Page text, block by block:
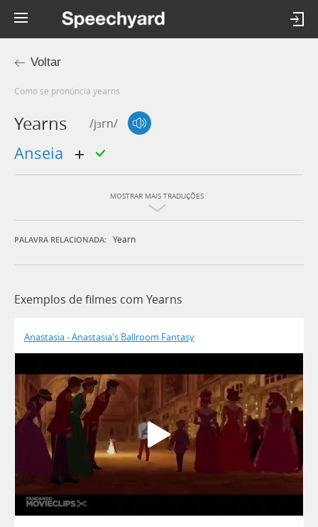
Voltar
Como se pronúncia yearns
Yearns /jɜrn/
Anseia
MOSTRAR MAIS TRADUÇÕES
PALAVRA RELACIONADA: Yearn
Exemplos de filmes com Yearns
Anastasia - Anastasia's Ballroom Fantasy